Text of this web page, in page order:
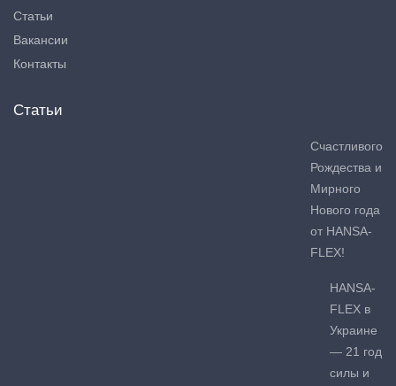
Статьи
Вакансии
Контакты
Статьи
Счастливого
Рождества и
Мирного
Нового года
от HANSA-
FLEX!
HANSA-
FLEX в
Украине
— 21 год
силы и